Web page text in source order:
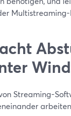
Streaming-